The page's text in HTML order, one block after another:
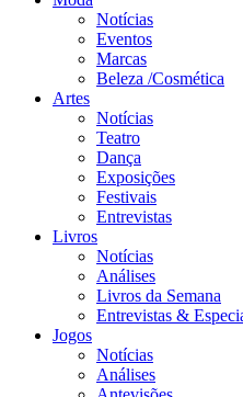
Notícias
Eventos
Marcas
Beleza /Cosmética
Artes
Notícias
Teatro
Dança
Exposições
Festivais
Entrevistas
Livros
Notícias
Análises
Livros da Semana
Entrevistas &
Jogos
Notícias
Análises